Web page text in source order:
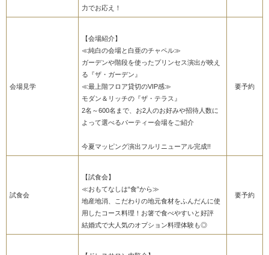
力でお応え！
会場見学
【会場紹介】
≪純白の会場と白亜のチャペル≫
ガーデンや階段を使ったプリンセス演出が映え
る『ザ・ガーデン』
≪最上階フロア貸切のVIP感≫
モダン＆リッチの『ザ・テラス』
2名～600名まで、お2人のお好みや招待人数に
よって選べるパーティー会場をご紹介
今夏マッピング演出フルリニューアル完成!!
要予約
試食会
【試食会】
≪おもてなしは“食”から≫
地産地消、こだわりの地元食材をふんだんに使
用したコース料理！お箸で食べやすいと好評
結婚式で大人気のオプション料理体験も◎
要予約